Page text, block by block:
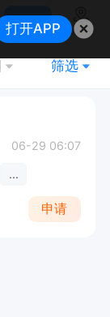
搜索
地图
筛选
06-29 06:07
...
申请
打开APP